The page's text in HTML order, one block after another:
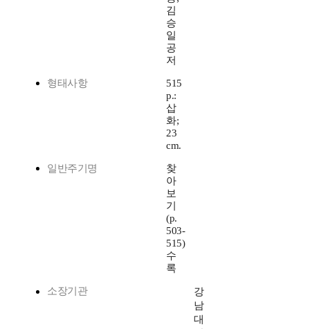
김
승
일
공
저
형태사항
515
p.:
삽
화;
23
cm.
일반주기명
찾
아
보
기
(p.
503-
515)
수
록
소장기관
강
남
대